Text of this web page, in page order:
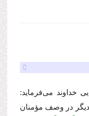
خداوند مى‌فرماید:
در وصف مؤمنان